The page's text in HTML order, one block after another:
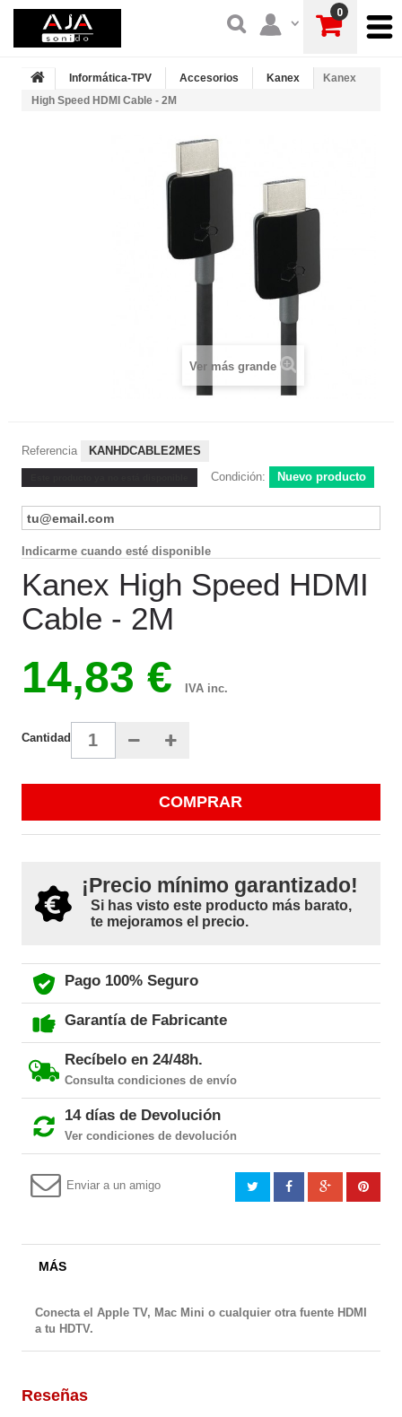
0
Informática-TPV Accesorios Kanex
Kanex
High Speed HDMI Cable - 2M
Ver más grande
Referencia KANHDCABLE2MES
Condición: Nuevo producto
Indicarme cuando esté disponible
Kanex High Speed HDMI
Cable - 2M
14,83 € IVA inc.
Cantidad
COMPRAR
¡Precio mínimo garantizado!
Si has visto este producto más barato,
te mejoramos el precio.
Pago 100% Seguro
Garantía de Fabricante
Recíbelo en 24/48h.
Consulta condiciones de envío
14 días de Devolución
Ver condiciones de devolución
Enviar a un amigo
MÁS
Conecta el Apple TV, Mac Mini o cualquier otra fuente HDMI
a tu HDTV.
Reseñas